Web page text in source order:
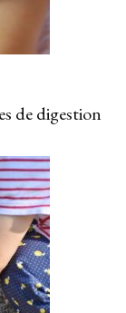
de digestion